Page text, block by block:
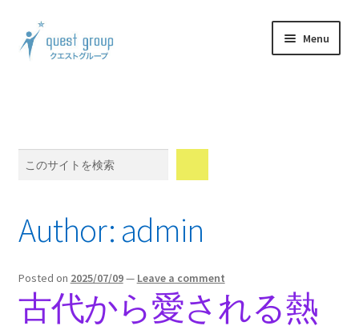
Skip
to
Skip
to
Menu
ウェブショップ
Blog
Author: admin
Posted on 2025/07/09— Leave a comment
古代から愛される熱